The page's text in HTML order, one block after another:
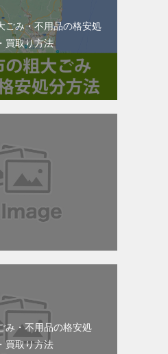
ごみ・不用品の格安処
買取り方法
み・不用品の格安処
買取り方法